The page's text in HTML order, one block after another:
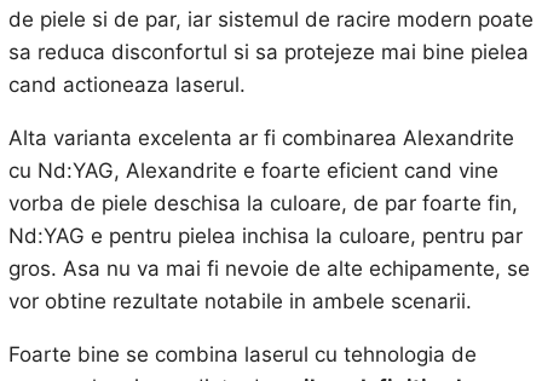
de piele si de par, iar sistemul de racire modern poate
sa reduca disconfortul si sa protejeze mai bine pielea
cand actioneaza laserul.
Alta varianta excelenta ar fi combinarea Alexandrite
cu Nd:YAG, Alexandrite e foarte eficient cand vine
vorba de piele deschisa la culoare, de par foarte fin,
Nd:YAG e pentru pielea inchisa la culoare, pentru par
gros. Asa nu va mai fi nevoie de alte echipamente, se
vor obtine rezultate notabile in ambele scenarii.
Foarte bine se combina laserul cu tehnologia de